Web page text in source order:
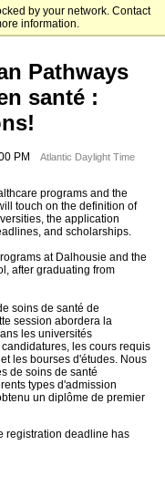
by your network. Contact
information.
Pathways
santé :
PM
Atlantic Daylight Time
programs and the
touch on the definition of
the application
and scholarships.
at Dalhousie and the
after graduating from
soins de santé de
session abordera la
les universités
les cours requis
les bourses d'études. Nous
de soins de santé
types d'admission
un diplôme de premier
registration deadline has